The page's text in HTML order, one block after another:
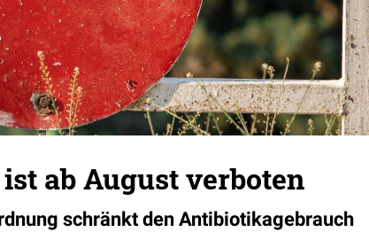
ab August verboten
schränkt den Antibiotikagebrauch